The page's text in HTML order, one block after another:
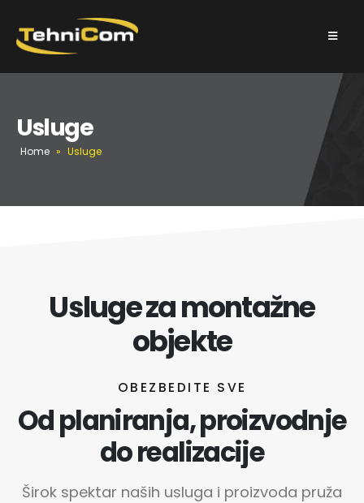
Usluge
Home » Usluge
Usluge za montažne
objekte
OBEZBEDITE SVE
Od planiranja, proizvodnje
do realizacije
Širok spektar naših usluga i proizvoda pruža